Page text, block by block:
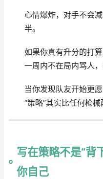
心情爆炸，对手不会
半。
如果你真有升分的打
一周内不在局内骂人，
当你发现队友开始更
“策略”其实比任何枪械
写在策略不是“背
你自己